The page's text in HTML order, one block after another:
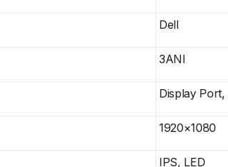
Dell
3ANI
Display
1920×1080
IPS, LED